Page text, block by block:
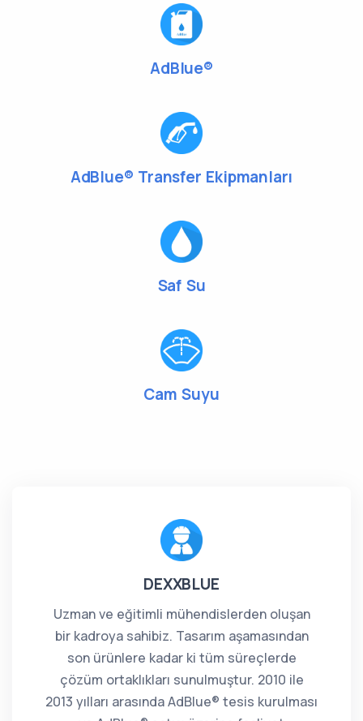
AdBlue®
AdBlue® Transfer Ekipmanları
Saf Su
Cam Suyu
DEXXBLUE
Uzman ve eğitimli mühendislerden oluşan
bir kadroya sahibiz. Tasarım aşamasından
son ürünlere kadar ki tüm süreçlerde
çözüm ortaklıkları sunulmuştur. 2010 ile
2013 yılları arasında AdBlue® tesis kurulması